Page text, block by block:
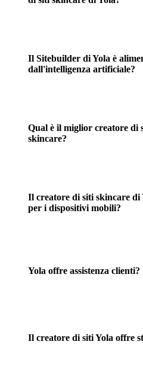
Il Sitebuilder di Yola è
dall'intelligenza artificiale?
Qual è il miglior creatore di
skincare?
Il creatore di siti skincare di
per i dispositivi mobili?
Yola offre assistenza clienti?
Il creatore di siti Yola offre